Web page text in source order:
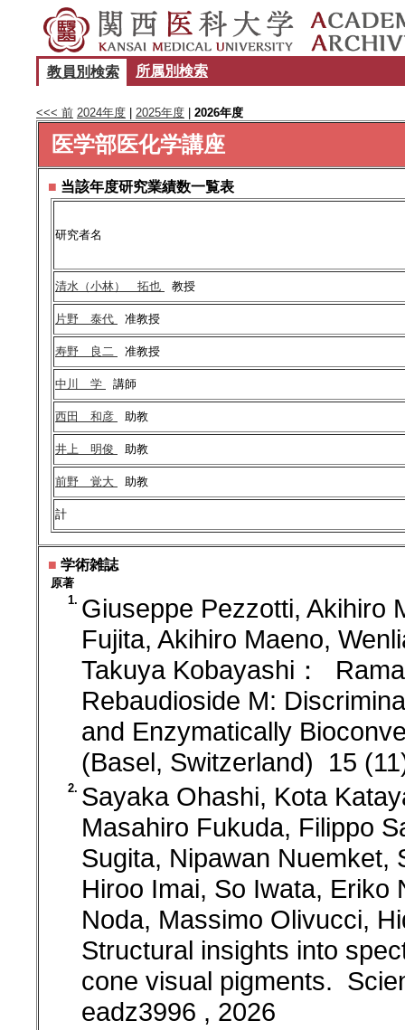
教員別検索 所属別検索
<<< 前 2024年度 2025年度 2026年度
医学部医化学講座
■ 当該年度研究業績数一覧表
研究者名
清水（小林） 拓也 教授
片野 泰代 准教授
寿野 良二 准教授
中川 学 講師
西田 和彦 助教
井上 明俊 助教
前野 覚大 助教
計
■ 学術雑誌
原著
1. Giuseppe Pezzotti, Akihiro
Fujita, Akihiro Maeno,
Takuya Kobayashi：
Rebaudioside M:
and Enzymatically
(Basel, Switzerland) 15
2. Sayaka Ohashi, Kota
Masahiro Fukuda, Filippo
Sugita, Nipawan Nuemket,
Hiroo Imai, So Iwata, Eriko
Noda, Massimo Olivucci,
Structural insights into
cone visual pigments.
eadz3996 , 2026